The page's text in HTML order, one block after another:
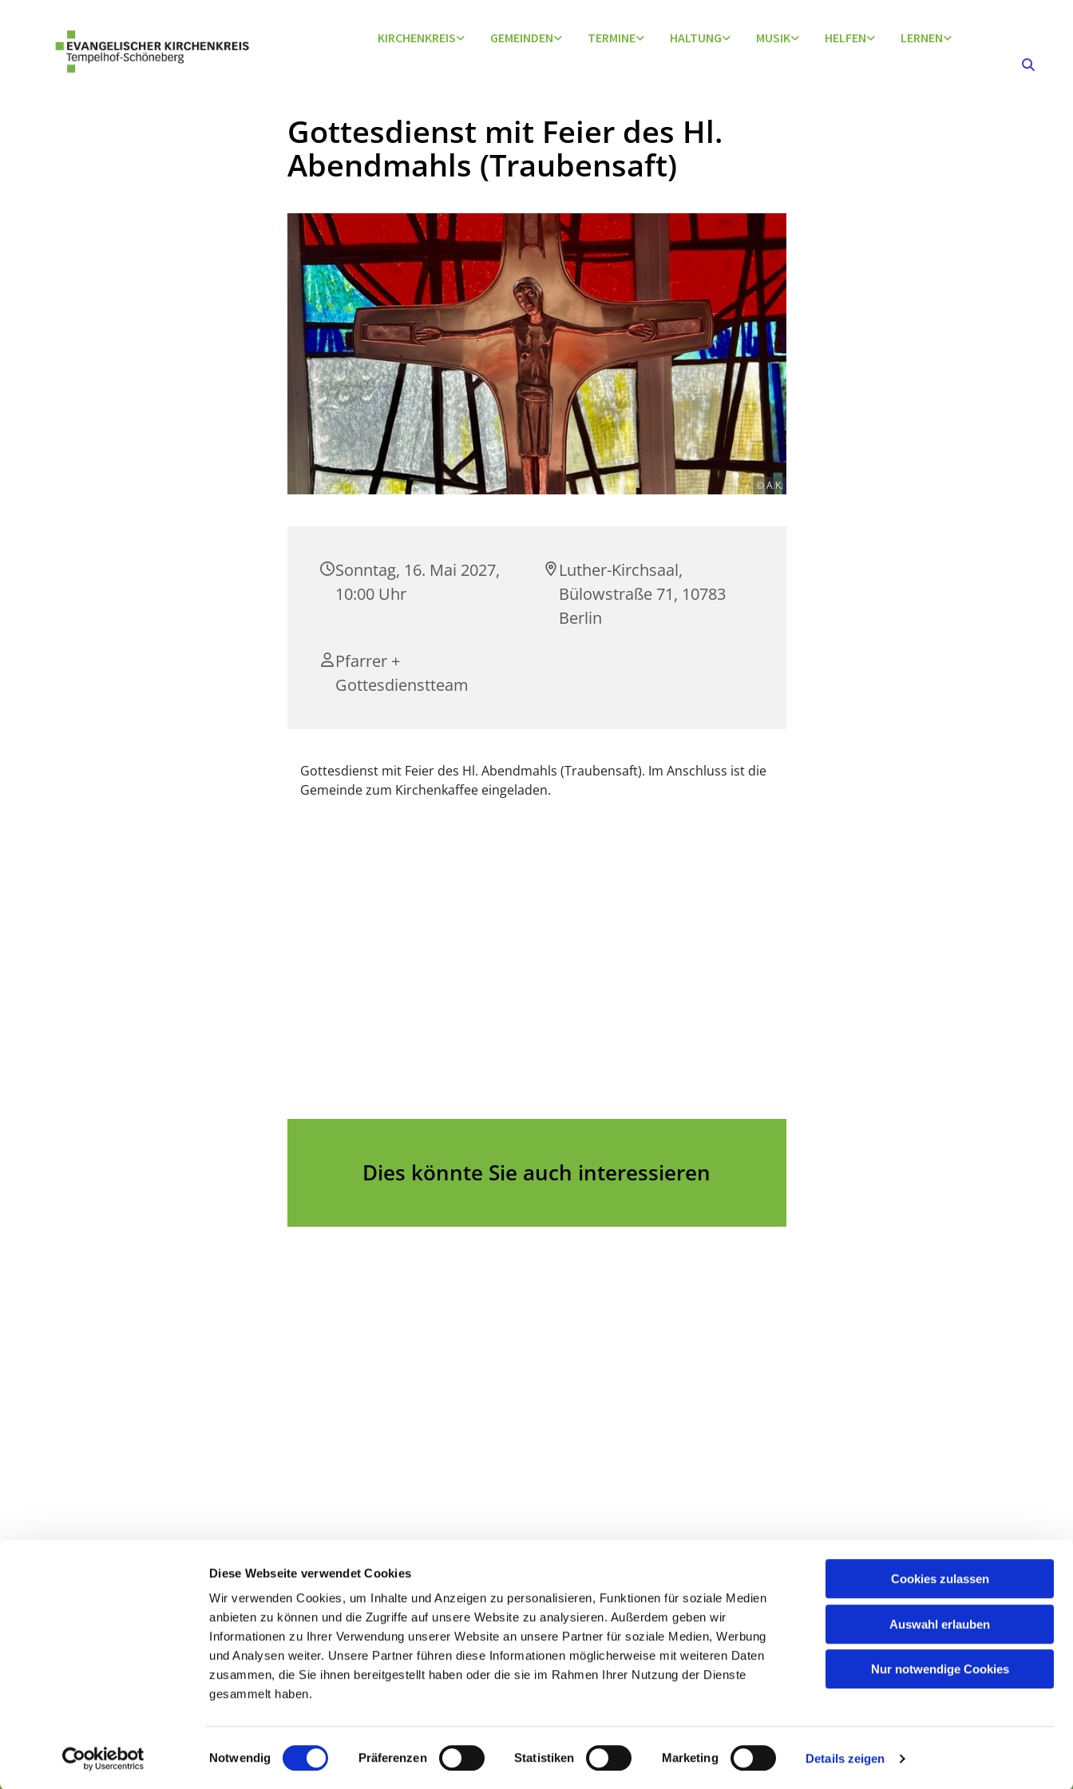
Diese Webseite verwendet Cookies
Wir verwenden Cookies, um Inhalte und Anzeigen zu personalisieren, Funktionen für soziale Medien
anbieten zu können und die Zugriffe auf unsere Website zu analysieren. Außerdem geben wir
Informationen zu Ihrer Verwendung unserer Website an unsere Partner für soziale Medien, Werbung
und Analysen weiter. Unsere Partner führen diese Informationen möglicherweise mit weiteren Daten
zusammen, die Sie ihnen bereitgestellt haben oder die sie im Rahmen Ihrer Nutzung der Dienste
gesammelt haben.
i
Notwendig Präferenzen Statistiken Marketing Details zeigen
Cookies zulassen
Auswahl erlauben
Nur notwendige Cookies
KIRCHENKREIS GEMEINDEN TERMINE HALTUNG MUSIK HELFEN LERNEN
Gottesdienst mit Feier des Hl.
Abendmahls (Traubensaft)
© A.K.
Sonntag, 16. Mai 2027,
10:00 Uhr
Luther-Kirchsaal,
Bülowstraße 71, 10783
Berlin
Pfarrer +
Gottesdienstteam
Gottesdienst mit Feier des Hl. Abendmahls (Traubensaft). Im Anschluss ist die
Gemeinde zum Kirchenkaffee eingeladen.
Dies könnte Sie auch interessieren
Kontaktinformationen Impressum
Datenschutzerklärung
Erklärung zur Barrierefreiheit